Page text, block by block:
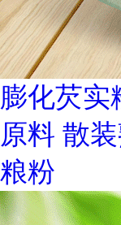
膨化芡实
原料 散
粮粉